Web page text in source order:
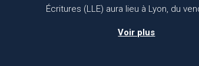
Écritures (LLE) aura lieu à Lyon, du
Voir plus